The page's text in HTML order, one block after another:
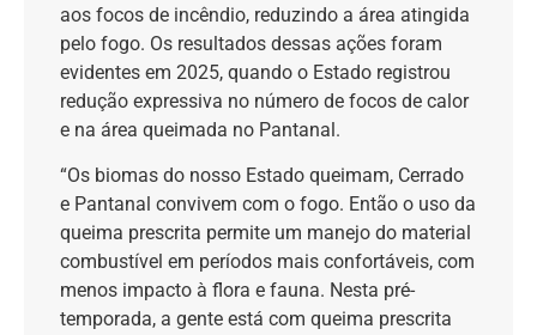
aos focos de incêndio, reduzindo a área atingida
pelo fogo. Os resultados dessas ações foram
evidentes em 2025, quando o Estado registrou
redução expressiva no número de focos de calor
e na área queimada no Pantanal.
“Os biomas do nosso Estado queimam, Cerrado
e Pantanal convivem com o fogo. Então o uso da
queima prescrita permite um manejo do material
combustível em períodos mais confortáveis, com
menos impacto à flora e fauna. Nesta pré-
temporada, a gente está com queima prescrita